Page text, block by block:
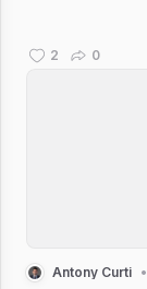
2 0
Antony Curti •